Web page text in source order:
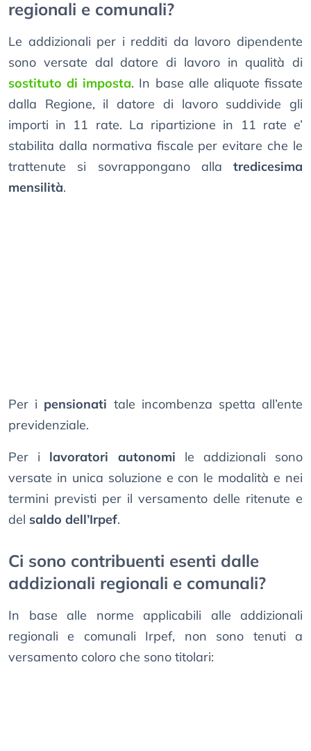
regionali e comunali?
Le addizionali per i redditi da lavoro dipendente
sono versate dal datore di lavoro in qualità di
sostituto di imposta. In base alle aliquote fissate
dalla Regione, il datore di lavoro suddivide gli
importi in 11 rate. La ripartizione in 11 rate e’
stabilita dalla normativa fiscale per evitare che le
trattenute si sovrappongano alla tredicesima
mensilità.
Per i pensionati tale incombenza spetta all’ente
previdenziale.
Per i lavoratori autonomi le addizionali sono
versate in unica soluzione e con le modalità e nei
termini previsti per il versamento delle ritenute e
del saldo dell’Irpef.
Ci sono contribuenti esenti dalle
addizionali regionali e comunali?
In base alle norme applicabili alle addizionali
regionali e comunali Irpef, non sono tenuti a
versamento coloro che sono titolari: